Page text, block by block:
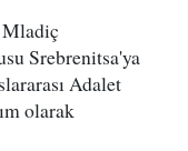
Srebrenitsa'ya
Adalet
olarak